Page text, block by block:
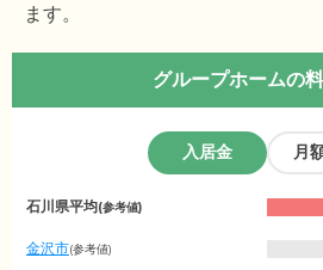
ます。
グループホームの
入居金 月
川
県
の
石川県平均(参考値)
金沢市(参考値)